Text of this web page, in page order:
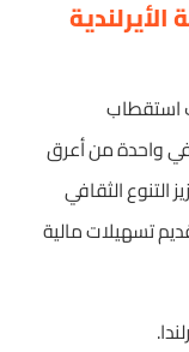
استقطاب
واحدة من أعرق
الثقافي
تسهيلات مالية